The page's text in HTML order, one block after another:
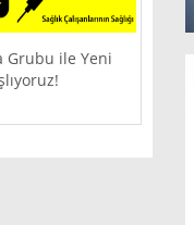
Grubu ile Yeni